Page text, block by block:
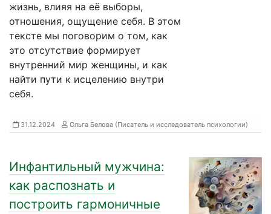
жизнь, влияя на её выборы,
отношения, ощущение себя. В этом
тексте мы поговорим о том, как
это отсутствие формирует
внутренний мир женщины, и как
найти пути к исцелению внутри
себя.
31.12.2024 Ольга Белова (Писатель и исследователь психологии)
Инфантильный мужчина:
как распознать и
построить гармоничные